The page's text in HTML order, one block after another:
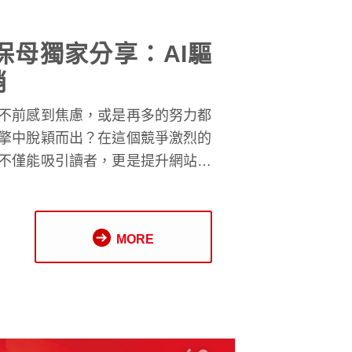
母獨家分享：AI驅
前感到焦慮，或是再多的努力都
中脫穎而出？在這個競爭激烈的
僅能吸引讀者，更是提升網站成
容，助你同時提升流量與轉換
法的神秘面紗，解釋如何運用 AI
MORE